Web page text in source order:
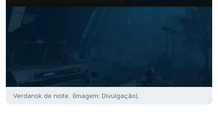
Verdansk de noite. (Imagem: Divulgação).